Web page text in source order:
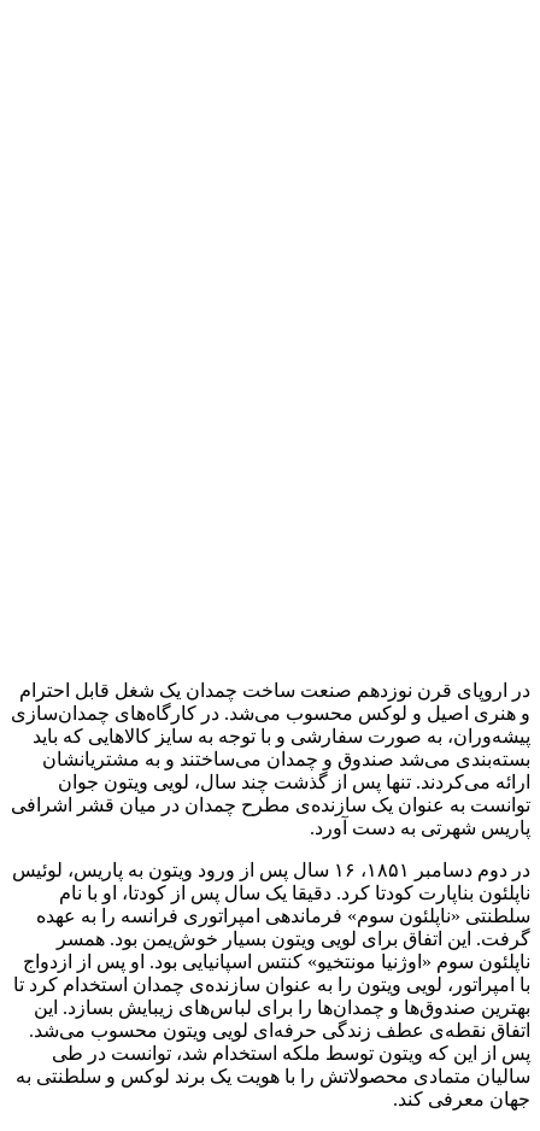
در اروپای قرن نوزدهم صنعت ساخت چمدان یک شغل قابل احترام
و هنری اصیل و لوکس محسوب می‌شد. در کارگاه‌های چمدان‌سازی
پیشه‌وران، به صورت سفارشی و با توجه به سایز کالاهایی که باید
بسته‌بندی می‌شد صندوق و چمدان می‌ساختند و به مشتریانشان
ارائه می‌کردند. تنها پس از گذشت چند سال، لویی ویتون جوان
توانست به عنوان یک سازنده‌ی مطرح چمدان در میان قشر اشرافی
پاریس شهرتی به دست آورد.
در دوم دسامبر ۱۸۵۱، ۱۶ سال پس از ورود ویتون به پاریس، لوئیس
ناپلئون بناپارت کودتا کرد. دقیقا یک سال پس از کودتا، او با نام
سلطنتی «ناپلئون سوم» فرماندهی امپراتوری فرانسه را به عهده
گرفت. این اتفاق برای لویی ویتون بسیار خوش‌یمن بود. همسر
ناپلئون سوم «اوژنیا مونتخیو» کنتس اسپانیایی بود. او پس از ازدواج
با امپراتور، لویی ویتون را به عنوان سازنده‌ی چمدان استخدام کرد تا
بهترین صندوق‌ها و چمدان‌ها را برای لباس‌های زیبایش بسازد. این
اتفاق نقطه‌ی عطف زندگی حرفه‌ای لویی ویتون محسوب می‌شد.
پس از این که ویتون توسط ملکه استخدام شد، توانست در طی
سالیان متمادی محصولاتش را با هویت یک برند لوکس و سلطنتی به
جهان معرفی کند.